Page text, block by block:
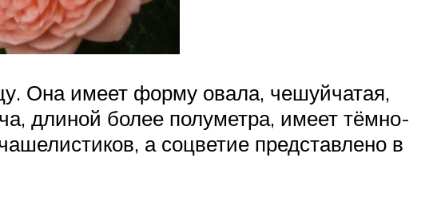
Она имеет форму овала, чешуйчатая,
длиной более полуметра, имеет тёмно-
а соцветие представлено в